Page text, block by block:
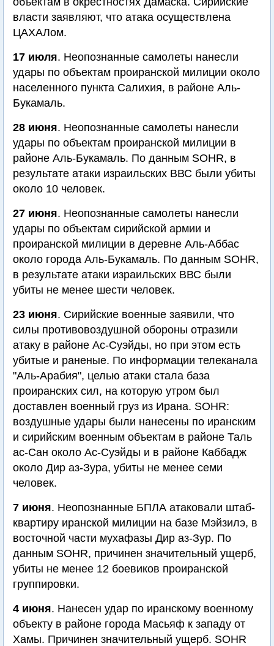
власти заявляют, что атака осуществлена
ЦАХАЛом.
17 июля. Неопознанные самолеты нанесли
удары по объектам проиранской милиции около
населенного пункта Салихия, в районе Аль-
Букамаль.
28 июня. Неопознанные самолеты нанесли
удары по объектам проиранской милиции в
районе Аль-Букамаль. По данным SOHR, в
результате атаки израильских ВВС были убиты
около 10 человек.
27 июня. Неопознанные самолеты нанесли
удары по объектам сирийской армии и
проиранской милиции в деревне Аль-Аббас
около города Аль-Букамаль. По данным SOHR,
в результате атаки израильских ВВС были
убиты не менее шести человек.
23 июня. Сирийские военные заявили, что
силы противовоздушной обороны отразили
атаку в районе Ас-Суэйды, но при этом есть
убитые и раненые. По информации телеканала
"Аль-Арабия", целью атаки стала база
проиранских сил, на которую утром был
доставлен военный груз из Ирана. SOHR:
воздушные удары были нанесены по иранским
и сирийским военным объектам в районе Таль
ас-Сан около Ас-Суэйды и в районе Каббадж
около Дир аз-Зура, убиты не менее семи
человек.
7 июня. Неопознанные БПЛА атаковали штаб-
квартиру иранской милиции на базе Мэйзилэ, в
восточной части мухафазы Дир аз-Зур. По
данным SOHR, причинен значительный ущерб,
убиты не менее 12 боевиков проиранской
группировки.
4 июня. Нанесен удар по иранскому военному
объекту в районе города Масьяф к западу от
Хамы. Причинен значительный ущерб. SOHR